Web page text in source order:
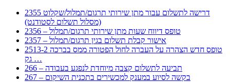
2355 דרישה לתשלום עבור מתן שירותי תרגום/תמלול/שקלוט
(מסלול תשלום לסטודנט)
2356 – טופס דיווח שעות מתן שירותי תרגום/תמלול
2357 – אישור קבלת תשלום בגין תרגום/תמלול
2513-2 טופס חדש הצהרה על העברה לחול הפטורה ממס בברכה
גק …
266 – תביעה לתשלום קצבה מיוחדת לנפגע בעבודה
267 – בקשה לסיוע במענק למכשירים בתכנית השיקום